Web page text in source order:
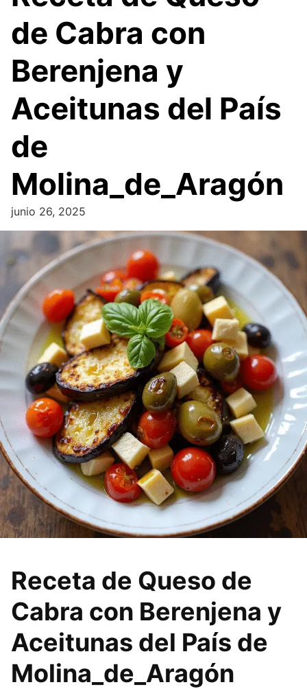
de Cabra con
Berenjena y
Aceitunas del País
de
Molina_de_Aragón
junio 26, 2025
Receta de Queso de
Cabra con Berenjena y
Aceitunas del País de
Molina_de_Aragón